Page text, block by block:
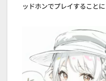
ッドホンでプレイすることに